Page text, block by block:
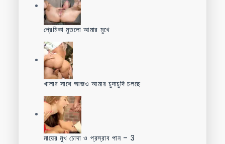
প্রেমিকা মুতলো আমার মুখে
খালার সাথে আজও আমার চুদাচুদি চলছে
মায়ের মুখ চোদা ও প্রস্রাব পান – 3